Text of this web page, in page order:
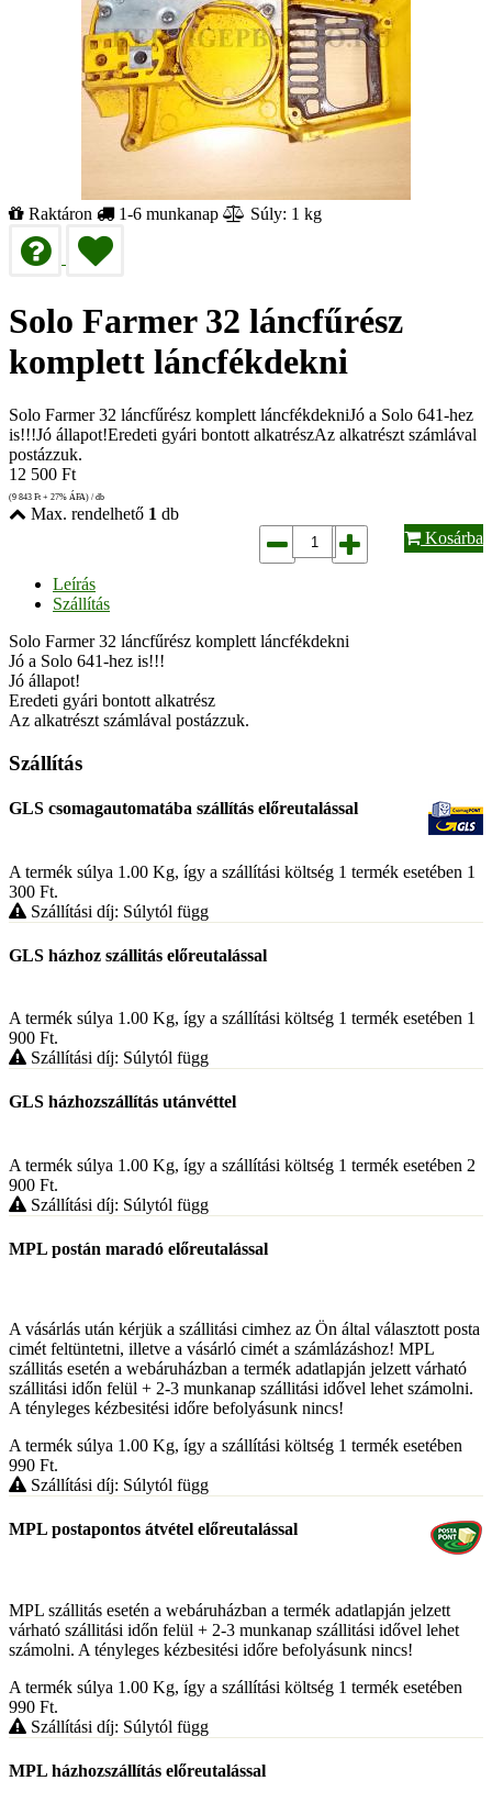
Raktáron 1-6 munkanap Súly: 1 kg
Solo Farmer 32 láncfűrész
komplett láncfékdekni
Solo Farmer 32 láncfűrész komplett láncfékdekniJó a Solo 641-hez
is!!!Jó állapot!Eredeti gyári bontott alkatrészAz alkatrészt számlával
postázzuk.
12 500 Ft
(9 843 Ft + 27% ÁFA) / db
Max. rendelhető 1 db
Kosárba
Leírás
Szállítás
Solo Farmer 32 láncfűrész komplett láncfékdekni
Jó a Solo 641-hez is!!!
Jó állapot!
Eredeti gyári bontott alkatrész
Az alkatrészt számlával postázzuk.
Szállítás
GLS csomagautomatába szállítás előreutalással
A termék súlya 1.00 Kg, így a szállítási költség 1 termék esetében 1
300 Ft.
Szállítási díj: Súlytól függ
GLS házhoz szállitás előreutalással
A termék súlya 1.00 Kg, így a szállítási költség 1 termék esetében 1
900 Ft.
Szállítási díj: Súlytól függ
GLS házhozszállítás utánvéttel
A termék súlya 1.00 Kg, így a szállítási költség 1 termék esetében 2
900 Ft.
Szállítási díj: Súlytól függ
MPL postán maradó előreutalással
A vásárlás után kérjük a szállitási cimhez az Ön által választott posta
cimét feltüntetni, illetve a vásárló cimét a számlázáshoz! MPL
szállitás esetén a webáruházban a termék adatlapján jelzett várható
szállitási időn felül + 2-3 munkanap szállitási idővel lehet számolni.
A tényleges kézbesitési időre befolyásunk nincs!
A termék súlya 1.00 Kg, így a szállítási költség 1 termék esetében
990 Ft.
Szállítási díj: Súlytól függ
MPL postapontos átvétel előreutalással
MPL szállitás esetén a webáruházban a termék adatlapján jelzett
várható szállitási időn felül + 2-3 munkanap szállitási idővel lehet
számolni. A tényleges kézbesitési időre befolyásunk nincs!
A termék súlya 1.00 Kg, így a szállítási költség 1 termék esetében
990 Ft.
Szállítási díj: Súlytól függ
MPL házhozszállítás előreutalással